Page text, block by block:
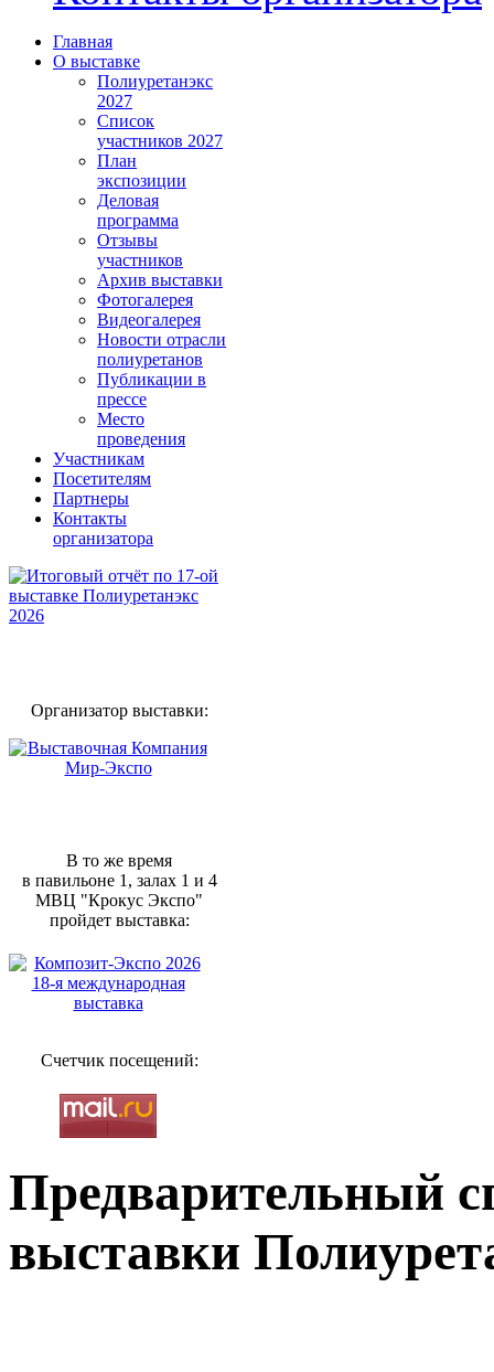
Главная
О выставке
Полиуретанэкс
2027
Список
участников 2027
План
экспозиции
Деловая
программа
Отзывы
участников
Архив выставки
Фотогалерея
Видеогалерея
Новости отрасли
полиуретанов
Публикации в
прессе
Место
проведения
Участникам
Посетителям
Партнеры
Контакты
организатора
Организатор выставки:
В то же время
в павильоне 1, залах 1 и 4
МВЦ "Крокус Экспо"
пройдет выставка:
Счетчик посещений:
Предварительный
выставки